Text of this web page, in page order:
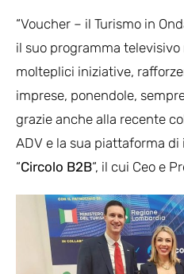
“Voucher – il Turismo in
il suo programma
molteplici iniziative,
imprese, ponendole,
grazie anche alla recente
ADV e la sua piattaforma
“Circolo B2B“, il cui Ceo e